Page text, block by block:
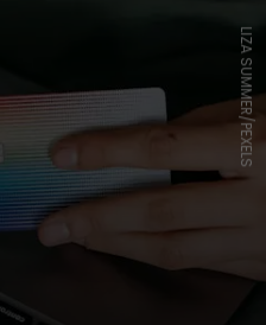
LIZA SUMMER/PEXELS